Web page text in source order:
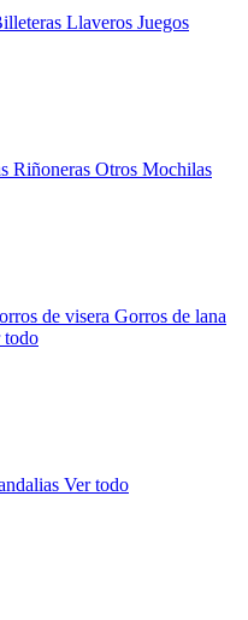
Llaveros Juegos
Riñoneras Otros Mochilas
de visera Gorros de lana
todo
Ver todo